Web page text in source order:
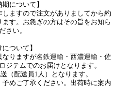
期について】
ますので注文がありましてから約
す。お急ぎの方はその旨をお知ら
さい。
について】
なりますが名鉄運輸・西濃運輸・佐
ジテムでのお届けとなります。
（配送員1人）となります。
予めご了承ください。出荷時に案内